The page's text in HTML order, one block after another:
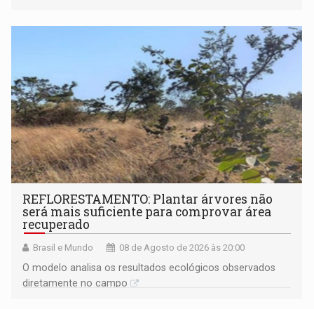
REFLORESTAMENTO: Plantar árvores não
será mais suficiente para comprovar área
recuperado
Brasil e Mundo 08 de Agosto de 2026 às 20:00
O modelo analisa os resultados ecológicos observados
diretamente no campo